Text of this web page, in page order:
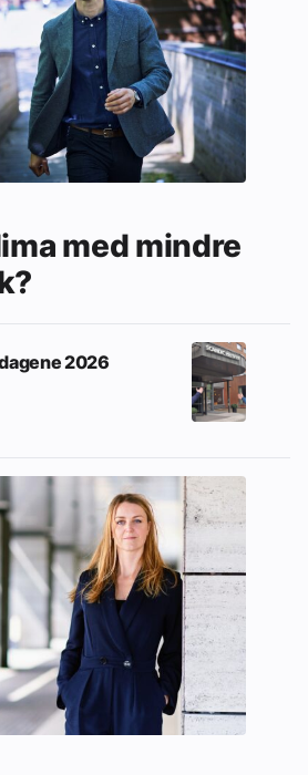
med mindre
2026